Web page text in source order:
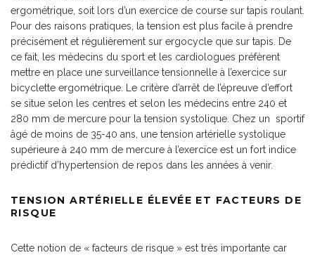
ergométrique, soit lors d’un exercice de course sur tapis roulant.
Pour des raisons pratiques, la tension est plus facile à prendre
précisément et régulièrement sur ergocycle que sur tapis. De
ce fait, les médecins du sport et les cardiologues préfèrent
mettre en place une surveillance tensionnelle à l’exercice sur
bicyclette ergométrique. Le critère d’arrêt de l’épreuve d’effort
se situe selon les centres et selon les médecins entre 240 et
280 mm de mercure pour la tension systolique. Chez un sportif
âgé de moins de 35-40 ans, une tension artérielle systolique
supérieure à 240 mm de mercure à l’exercice est un fort indice
prédictif d’hypertension de repos dans les années à venir.
TENSION ARTÉRIELLE ÉLEVÉE ET FACTEURS DE
RISQUE
Cette notion de « facteurs de risque » est très importante car